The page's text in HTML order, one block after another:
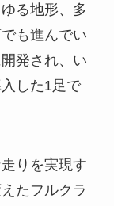
る地形、多
も進んでい
発され、い
した1足で
りを実現す
たフルクラ